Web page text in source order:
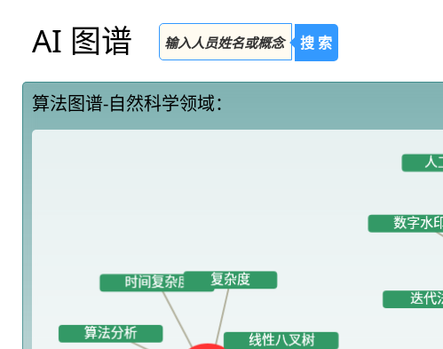
AI 图谱 搜 索
算法图谱-自然科学领域：